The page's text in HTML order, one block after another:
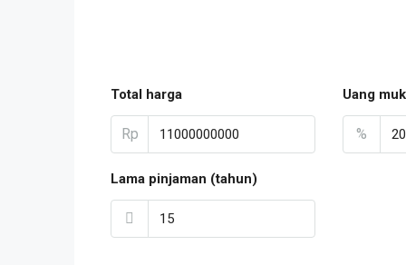
Total harga
Rp
Uang
%
Lama pinjaman (tahun)